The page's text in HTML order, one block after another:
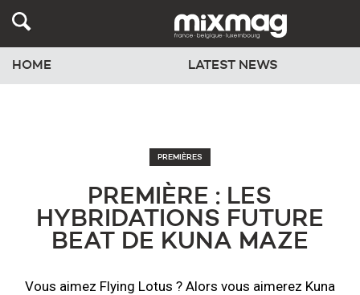
HOME LATEST NEWS
PREMIÈRES
PREMIÈRE : LES
HYBRIDATIONS FUTURE
BEAT DE KUNA MAZE
Vous aimez Flying Lotus ? Alors vous aimerez Kuna